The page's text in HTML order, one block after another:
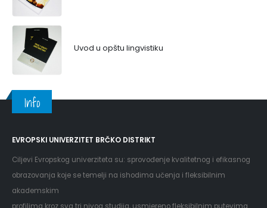
Uvod u opštu lingvistiku
Info
EVROPSKI UNIVERZITET BRČKO DISTRIKT
Ciljevi Evropskog univerziteta su: sprovođenje kvalitetnog i efikasnog
obrazovanja koje se temelji na ishodima učenja i fleksibilnim
akademskim
profilima kroz sva tri nivoa studija, usmjereno fleksibilnim putevima